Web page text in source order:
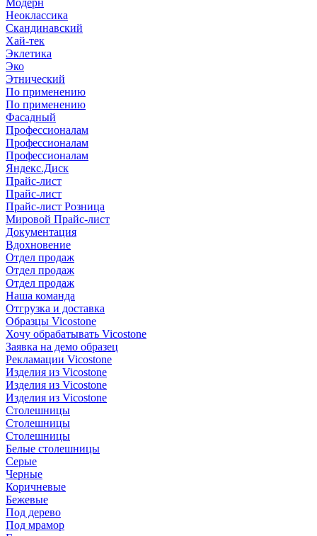
Модерн
Неоклассика
Скандинавский
Хай-тек
Эклетика
Эко
Этнический
По применению
По применению
Фасадный
Профессионалам
Профессионалам
Профессионалам
Яндекс.Диск
Прайс-лист
Прайс-лист
Прайс-лист Розница
Мировой Прайс-лист
Документация
Вдохновение
Отдел продаж
Отдел продаж
Отдел продаж
Наша команда
Отгрузка и доставка
Образцы Vicostone
Хочу обрабатывать Vicostone
Заявка на демо образец
Рекламации Vicostone
Изделия из Vicostone
Изделия из Vicostone
Изделия из Vicostone
Столешницы
Столешницы
Столешницы
Белые столешницы
Серые
Черные
Коричневые
Бежевые
Под дерево
Под мрамор